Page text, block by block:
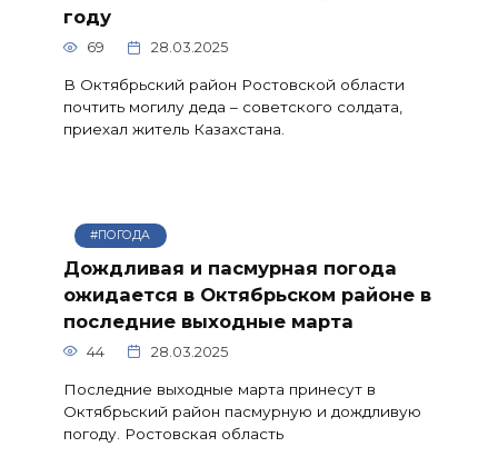
году
69 28.03.2025
В Октябрьский район Ростовской области
почтить могилу деда – советского солдата,
приехал житель Казахстана.
#ПОГОДА
Дождливая и пасмурная погода
ожидается в Октябрьском районе в
последние выходные марта
44 28.03.2025
Последние выходные марта принесут в
Октябрьский район пасмурную и дождливую
погоду. Ростовская область